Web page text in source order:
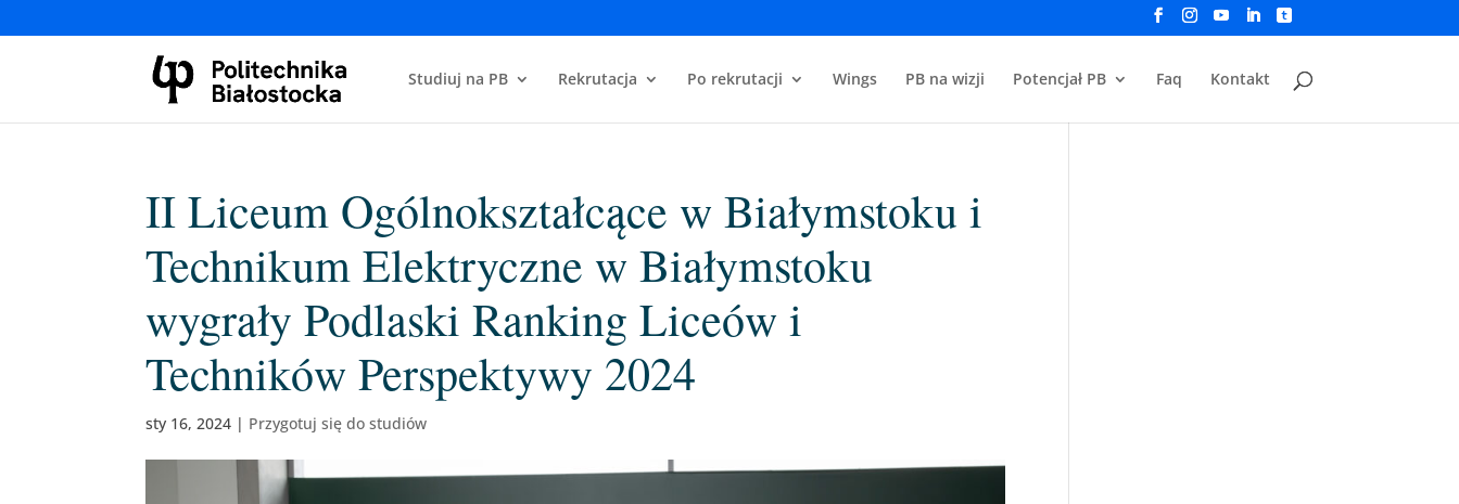
Studiuj na PB Rekrutacja Po rekrutacji Wings PB na wizji Potencjał PB Faq Kontakt
II Liceum Ogólnokształcące w Białymstoku i
Technikum Elektryczne w Białymstoku
wygrały Podlaski Ranking Liceów i
Techników Perspektywy 2024
sty 16, 2024 | Przygotuj się do studiów